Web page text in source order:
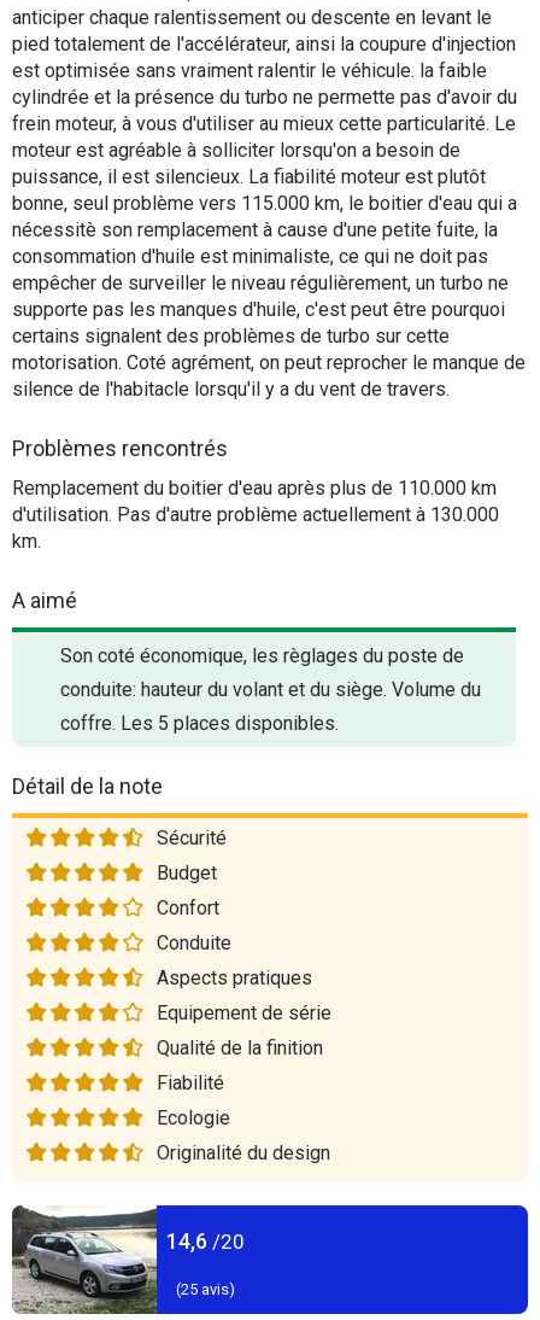
anticiper chaque ralentissement ou descente en levant le
pied totalement de l'accélérateur, ainsi la coupure d'injection
est optimisée sans vraiment ralentir le véhicule. la faible
cylindrée et la présence du turbo ne permette pas d'avoir du
frein moteur, à vous d'utiliser au mieux cette particularité. Le
moteur est agréable à solliciter lorsqu'on a besoin de
puissance, il est silencieux. La fiabilité moteur est plutôt
bonne, seul problème vers 115.000 km, le boitier d'eau qui a
nécessitè son remplacement à cause d'une petite fuite, la
consommation d'huile est minimaliste, ce qui ne doit pas
empêcher de surveiller le niveau régulièrement, un turbo ne
supporte pas les manques d'huile, c'est peut être pourquoi
certains signalent des problèmes de turbo sur cette
motorisation. Coté agrément, on peut reprocher le manque de
silence de l'habitacle lorsqu'il y a du vent de travers.
Problèmes rencontrés
Remplacement du boitier d'eau après plus de 110.000 km
d'utilisation. Pas d'autre problème actuellement à 130.000
km.
A aimé
Son coté économique, les règlages du poste de
conduite: hauteur du volant et du siège. Volume du
coffre. Les 5 places disponibles.
Détail de la note
Sécurité
Budget
Confort
Conduite
Aspects pratiques
Equipement de série
Qualité de la finition
Fiabilité
Ecologie
Originalité du design
14,6 /20
(25 avis)